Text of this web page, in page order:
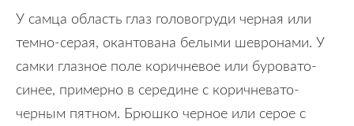
У самца область глаз головогруди черная или
темно-серая, окантована белыми шевронами. У
самки глазное поле коричневое или буровато-
синее, примерно в середине с коричневато-
черным пятном. Брюшко черное или серое с